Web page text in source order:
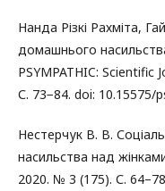
Нанда Різкі Рахміта,
домашнього
PSYMPATHIC: Scientific
С. 73−84. doi: 10.15575/
Нестерчук В. В.
насильства над
2020. № 3 (175). С.